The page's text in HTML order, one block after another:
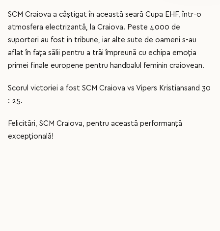
SCM Craiova a câștigat în această seară Cupa EHF, într-o
atmosfera electrizantă, la Craiova. Peste 4000 de
suporteri au fost in tribune, iar alte sute de oameni s-au
aflat în fața sălii pentru a trăi împreună cu echipa emoția
primei finale europene pentru handbalul feminin craiovean.
Scorul victoriei a fost SCM Craiova vs Vipers Kristiansand 30
: 25.
Felicitări, SCM Craiova, pentru această performanță
excepțională!